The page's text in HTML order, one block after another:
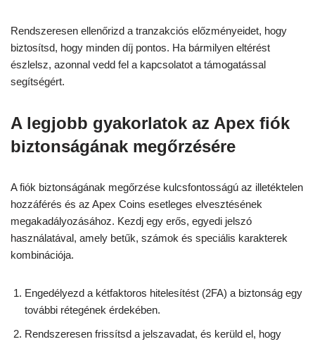
Rendszeresen ellenőrizd a tranzakciós előzményeidet, hogy
biztosítsd, hogy minden díj pontos. Ha bármilyen eltérést
észlelsz, azonnal vedd fel a kapcsolatot a támogatással
segítségért.
A legjobb gyakorlatok az Apex fiók
biztonságának megőrzésére
A fiók biztonságának megőrzése kulcsfontosságú az illetéktelen
hozzáférés és az Apex Coins esetleges elvesztésének
megakadályozásához. Kezdj egy erős, egyedi jelszó
használatával, amely betűk, számok és speciális karakterek
kombinációja.
Engedélyezd a kétfaktoros hitelesítést (2FA) a biztonság egy
további rétegének érdekében.
Rendszeresen frissítsd a jelszavadat, és kerüld el, hogy